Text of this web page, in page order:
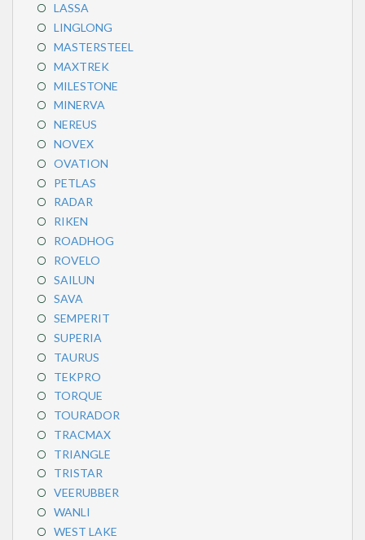
LASSA
LINGLONG
MASTERSTEEL
MAXTREK
MILESTONE
MINERVA
NEREUS
NOVEX
OVATION
PETLAS
RADAR
RIKEN
ROADHOG
ROVELO
SAILUN
SAVA
SEMPERIT
SUPERIA
TAURUS
TEKPRO
TORQUE
TOURADOR
TRACMAX
TRIANGLE
TRISTAR
VEERUBBER
WANLI
WEST LAKE